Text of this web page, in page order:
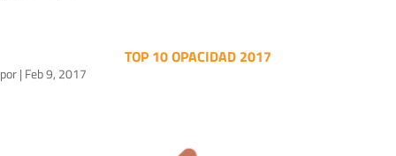
TOP 10 OPACIDAD 2017
por| Feb 9, 2017